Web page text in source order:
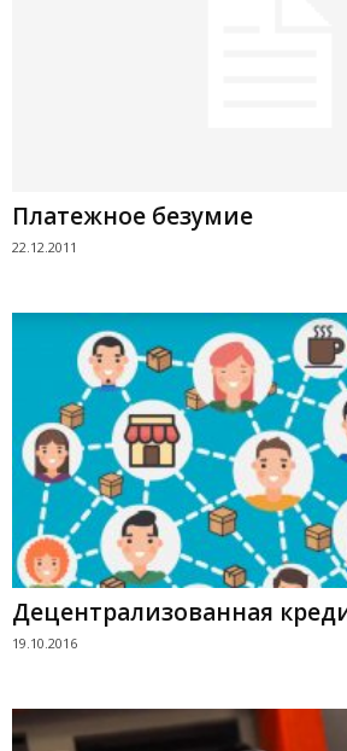
Платежное безумие
22.12.2011
Децентрализованная
19.10.2016